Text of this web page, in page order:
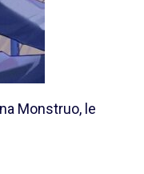
Monstruo, le